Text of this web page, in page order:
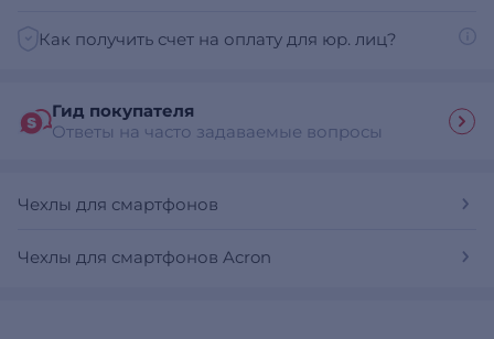
Как получить счет на оплату для юр. лиц?
Гид покупателя
Ответы на часто задаваемые вопросы
Чехлы для смартфонов
Чехлы для смартфонов Acron